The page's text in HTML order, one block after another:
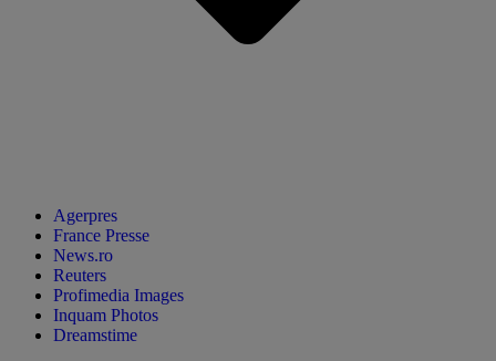
Agerpres
France Presse
News.ro
Reuters
Profimedia Images
Inquam Photos
Dreamstime